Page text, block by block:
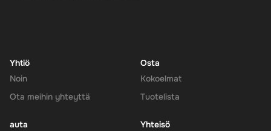
Yhtiö
Noin
Ota meihin yhteyttä
Osta
Kokoelmat
Tuotelista
auta
Yhteisö